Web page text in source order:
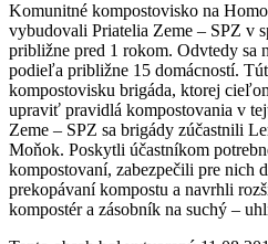
Komunitné kompostovisko na
vybudovali Priatelia Zeme – SPZ v
približne pred 1 rokom. Odvtedy sa
podieľa približne 15 domácností.
kompostovisku brigáda, ktorej
upraviť pravidlá kompostovania v
Zeme – SPZ sa brigády zúčastnili
Moňok. Poskytli účastníkom
kompostovaní, zabezpečili pre nich
prekopávaní kompostu a navrhli
kompostér a zásobník na suchý –